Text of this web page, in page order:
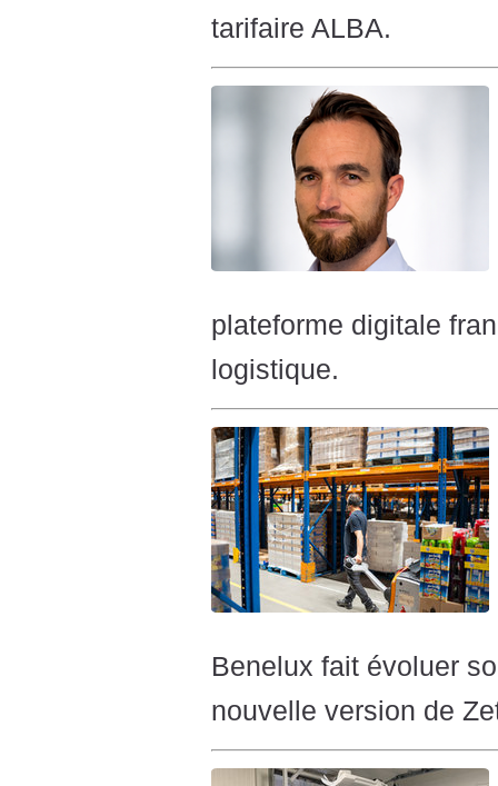
tarifaire ALBA.
plateforme digitale
logistique.
Benelux fait évoluer
nouvelle version de